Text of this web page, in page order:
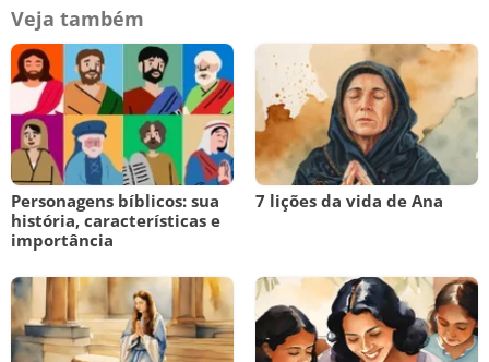
Veja também
Personagens bíblicos: sua
história, características e
importância
7 lições da vida de Ana